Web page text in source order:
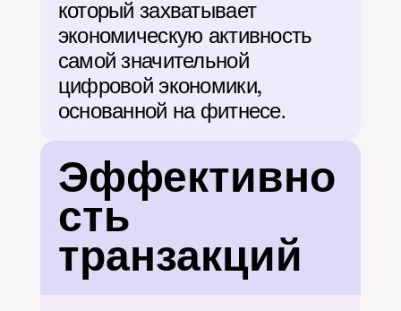
который захватывает
экономическую активность
самой значительной
цифровой экономики,
основанной на фитнесе.
Эффективно
сть
транзакций